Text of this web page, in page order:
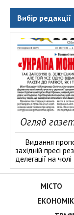
Вибір редакції
Огляд
Видання
західній пресі
делегації на
МІСТО